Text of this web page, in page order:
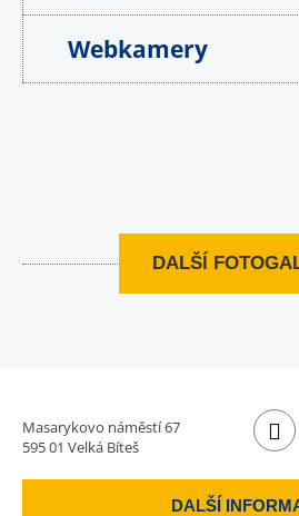
Webkamery
DALŠÍ
Masarykovo náměstí 67
595 01 Velká Bíteš
DALŠÍ